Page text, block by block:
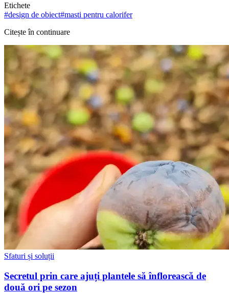
Etichete
#design de obiect#masti pentru calorifer
Citește în continuare
Sfaturi și soluții
Secretul prin care ajuți plantele să înflorească de
două ori pe sezon